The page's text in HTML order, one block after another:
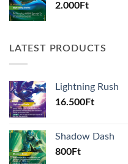
2.000Ft
LATEST PRODUCTS
Lightning Rush
16.500Ft
Shadow Dash
800Ft